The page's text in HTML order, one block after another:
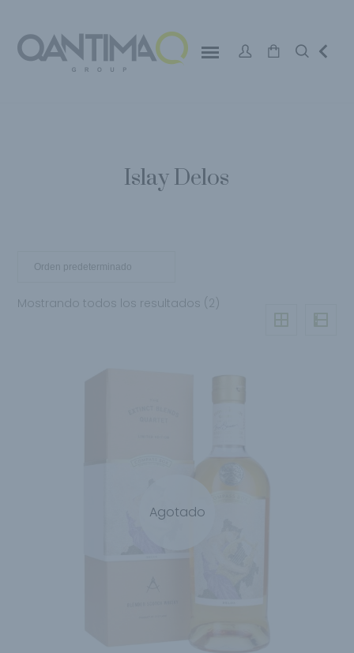
Islay Delos
Mostrando todos los resultados (2)
Agotado